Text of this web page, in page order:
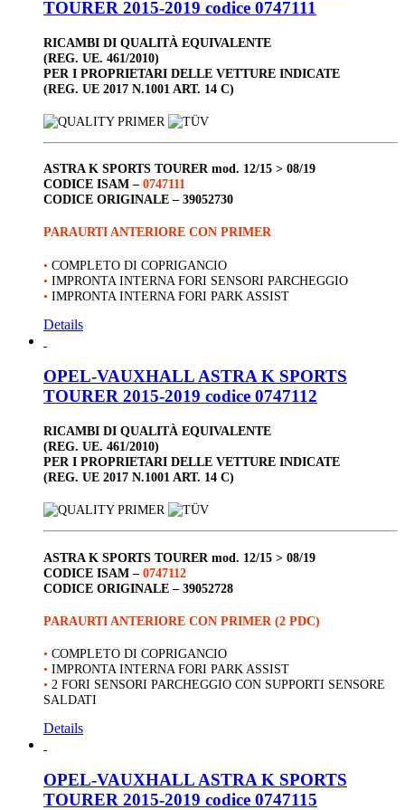
TOURER 2015-2019 codice 0747111
RICAMBI DI QUALITÀ EQUIVALENTE
(REG. UE. 461/2010)
PER I PROPRIETARI DELLE VETTURE INDICATE
(REG. UE 2017 N.1001 ART. 14 C)
ASTRA K SPORTS TOURERmod. 12/15 > 08/19
CODICE ISAM – 0747111
CODICE ORIGINALE – 39052730
PARAURTI ANTERIORE CON PRIMER
• COMPLETO DI COPRIGANCIO
• IMPRONTA INTERNA FORI SENSORI PARCHEGGIO
• IMPRONTA INTERNA FORI PARK ASSIST
Details
OPEL-VAUXHALL ASTRA K SPORTS
TOURER 2015-2019 codice 0747112
RICAMBI DI QUALITÀ EQUIVALENTE
(REG. UE. 461/2010)
PER I PROPRIETARI DELLE VETTURE INDICATE
(REG. UE 2017 N.1001 ART. 14 C)
ASTRA K SPORTS TOURER mod. 12/15 > 08/19
CODICE ISAM – 0747112
CODICE ORIGINALE – 39052728
PARAURTI ANTERIORE CON PRIMER (2 PDC)
• COMPLETO DI COPRIGANCIO
• IMPRONTA INTERNA FORI PARK ASSIST
• 2 FORI SENSORI PARCHEGGIO CON SUPPORTI SENSORE
SALDATI
Details
OPEL-VAUXHALL ASTRA K SPORTS
TOURER 2015-2019 codice 0747115